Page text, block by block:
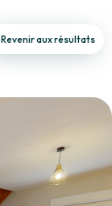
Revenir aux résultats